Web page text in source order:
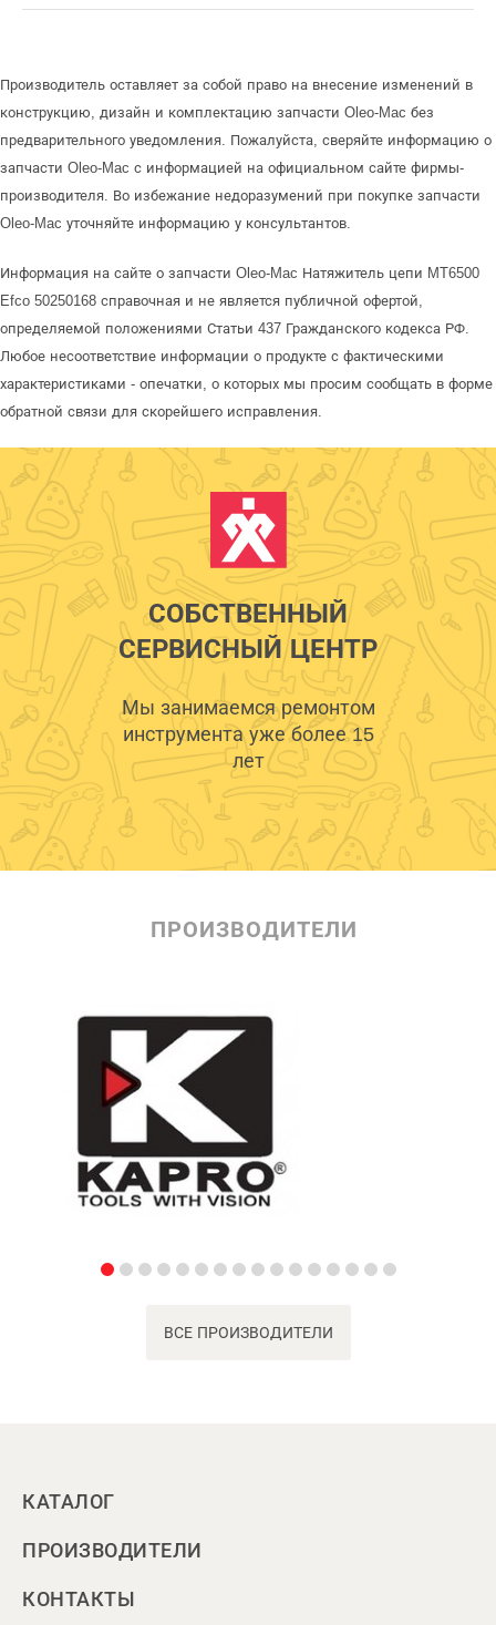
Производитель оставляет за собой право на внесение изменений в
конструкцию, дизайн и комплектацию запчасти Oleo-Mac без
предварительного уведомления. Пожалуйста, сверяйте информацию о
запчасти Oleo-Mac с информацией на официальном сайте фирмы-
производителя. Во избежание недоразумений при покупке запчасти
Oleo-Mac уточняйте информацию у консультантов.
Информация на сайте о запчасти Oleo-Mac Натяжитель цепи MT6500
Efco 50250168 справочная и не является публичной офертой,
определяемой положениями Статьи 437 Гражданского кодекса РФ.
Любое несоответствие информации о продукте с фактическими
характеристиками - опечатки, о которых мы просим сообщать в форме
обратной связи для скорейшего исправления.
СОБСТВЕННЫЙ
СЕРВИСНЫЙ ЦЕНТР
Мы занимаемся ремонтом
инструмента уже более 15
лет
ПРОИЗВОДИТЕЛИ
ВСЕ ПРОИЗВОДИТЕЛИ
КАТАЛОГ
ПРОИЗВОДИТЕЛИ
КОНТАКТЫ